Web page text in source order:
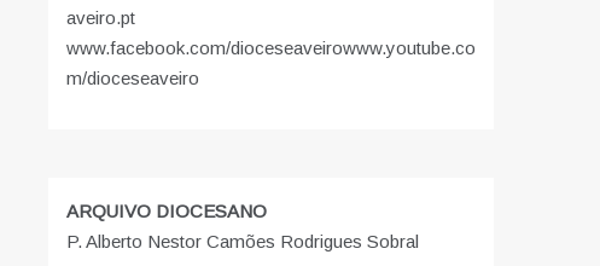
aveiro.pt
www.facebook.com/dioceseaveirowww.youtube.co
m/dioceseaveiro
ARQUIVO DIOCESANO
P. Alberto Nestor Camões Rodrigues Sobral